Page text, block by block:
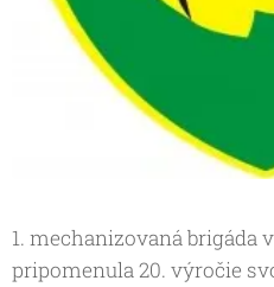
1. mechanizovaná brigáda
pripomenula 20. výročie